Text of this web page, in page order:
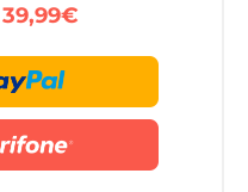
39,99€